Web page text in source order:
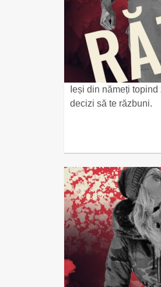
Ieși din nămeți
decizi să te răzbuni.